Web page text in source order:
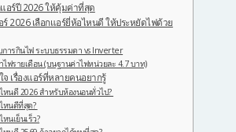
แอร์ปี 2026 ให้คุ้มค่าที่สุด
ร์ 2026 เลือกแอร์ยี่ห้อไหนดี ให้ประหยัดไฟด้วย
การกินไฟ ระบบธรรมดา vs Inverter
ไฟรายเดือน (บนฐานค่าไฟหน่วยละ 4.7 บาท)
จ เรื่องแอร์ที่หลายคนอยากรู้
หนดี 2026 สำหรับห้องนอนทั่วไป?
หนดีที่สุด?
นเย็นเร็ว?